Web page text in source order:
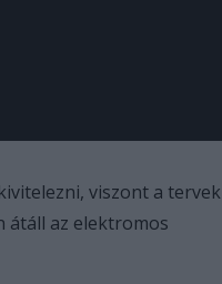
viszont a tervek
átáll az elektromos